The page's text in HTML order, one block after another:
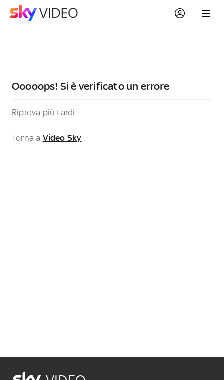
Ooooops! Si è verificato un errore
Riprova più tardi
Torna a Video Sky